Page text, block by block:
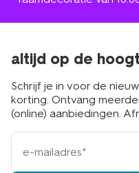
altijd op de
Schrijf je in voor de
korting. Ontvang
(online) aanbiedingen.
e-
mailadres